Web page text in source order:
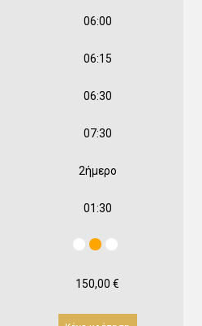
06:00
06:15
06:30
07:30
2ήμερο
01:30
150,00€